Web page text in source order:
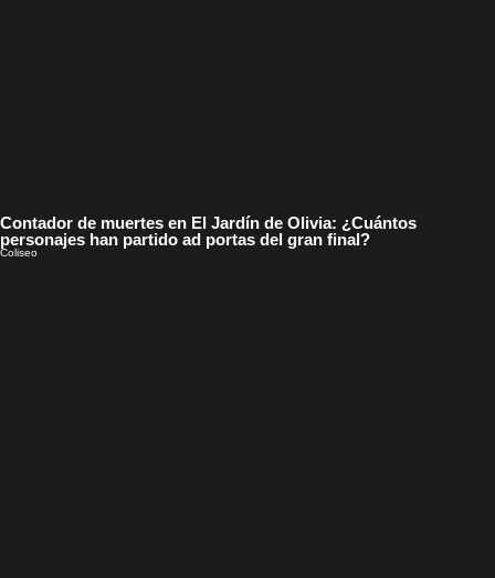
Contador de muertes en El Jardín de Olivia: ¿Cuántos
personajes han partido ad portas del gran final?
Coliseo